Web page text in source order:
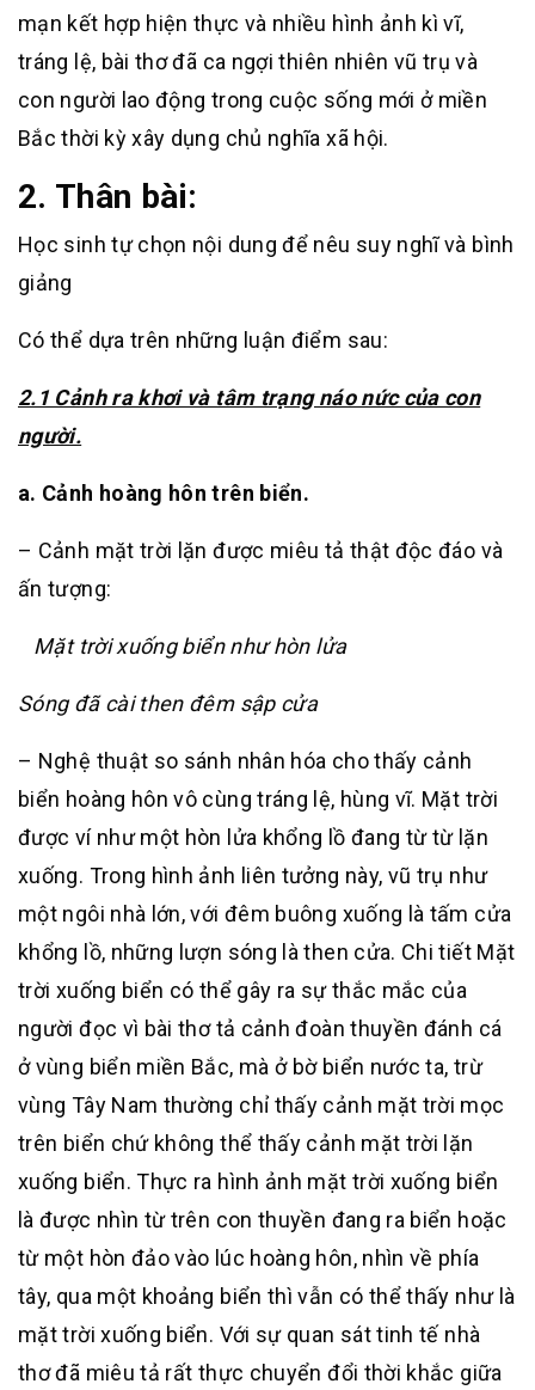
mạn kết hợp hiện thực và nhiều hình ảnh kì vĩ,
tráng lệ, bài thơ đã ca ngợi thiên nhiên vũ trụ và
con người lao động trong cuộc sống mới ở miền
Bắc thời kỳ xây dụng chủ nghĩa xã hội.
2. Thân bài:
Học sinh tự chọn nội dung để nêu suy nghĩ và bình
giảng
Có thể dựa trên những luận điểm sau:
2.1 Cảnh ra khơi và tâm trạng náo nức của con
người.
a. Cảnh hoàng hôn trên biển.
– Cảnh mặt trời lặn được miêu tả thật độc đáo và
ấn tượng:
Mặt trời xuống biển như hòn lửa
Sóng đã cài then đêm sập cửa
– Nghệ thuật so sánh nhân hóa cho thấy cảnh
biển hoàng hôn vô cùng tráng lệ, hùng vĩ. Mặt trời
được ví như một hòn lửa khổng lồ đang từ từ lặn
xuống. Trong hình ảnh liên tưởng này, vũ trụ như
một ngôi nhà lớn, với đêm buông xuống là tấm cửa
khổng lồ, những lượn sóng là then cửa. Chi tiết Mặt
trời xuống biển có thể gây ra sự thắc mắc của
người đọc vì bài thơ tả cảnh đoàn thuyền đánh cá
ở vùng biển miền Bắc, mà ở bờ biển nước ta, trừ
vùng Tây Nam thường chỉ thấy cảnh mặt trời mọc
trên biển chứ không thể thấy cảnh mặt trời lặn
xuống biển. Thực ra hình ảnh mặt trời xuống biển
là được nhìn từ trên con thuyền đang ra biển hoặc
từ một hòn đảo vào lúc hoàng hôn, nhìn về phía
tây, qua một khoảng biển thì vẫn có thể thấy như là
mặt trời xuống biển. Với sự quan sát tinh tế nhà
thơ đã miêu tả rất thực chuyển đổi thời khắc giữa